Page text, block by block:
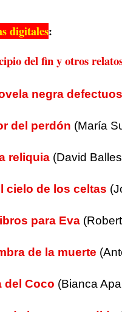
digitales:
del fin y otros
negra
del perdón (María
reliquia (David
cielo de los celtas
para Eva
de la muerte
del Coco (Bianca